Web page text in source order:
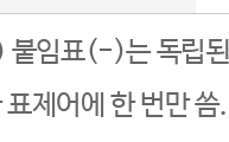
붙임표(-)는 독립된
표제어에 한 번만